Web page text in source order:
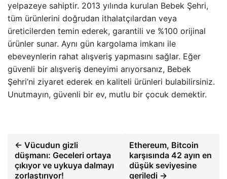
yelpazeye sahiptir. 2013 yılında kurulan Bebek Şehri,
tüm ürünlerini doğrudan ithalatçılardan veya
üreticilerden temin ederek, garantili ve %100 orijinal
ürünler sunar. Aynı gün kargolama imkanı ile
ebeveynlerin rahat alışveriş yapmasını sağlar. Eğer
güvenli bir alışveriş deneyimi arıyorsanız, Bebek
Şehri’ni ziyaret ederek en kaliteli ürünleri bulabilirsiniz.
Unutmayın, güvenli bir ev, mutlu bir çocuk demektir.
← Vücudun gizli
düşmanı: Geceleri ortaya
çıkıyor ve uykuya dalmayı
zorlaştırıyor!
Ethereum, Bitcoin
karşısında 42 ayın en
düşük seviyesine
geriledi →